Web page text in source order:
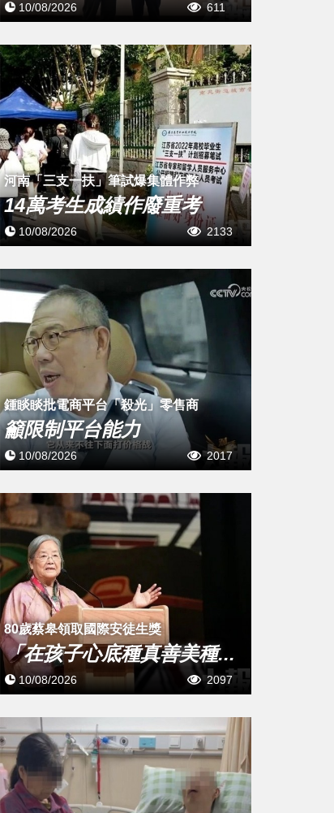
10/08/2026 611
河南「三支一扶」筆試爆集體作弊
14萬考生成績作廢重考
10/08/2026 2133
鍾睒睒批電商平台「殺光」零售商
籲限制平台能力
10/08/2026 2017
80歲蔡皋領取國際安徒生獎
「在孩子心底種真善美種...
10/08/2026 2097